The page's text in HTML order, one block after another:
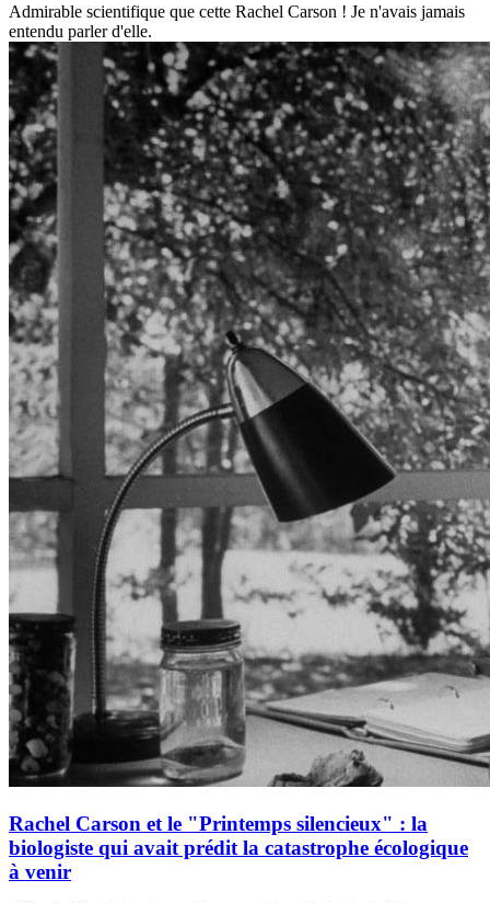
Admirable scientifique que cette Rachel Carson ! Je n'avais jamais
entendu parler d'elle.
Rachel Carson et le "Printemps silencieux" : la
biologiste qui avait prédit la catastrophe écologique
à venir